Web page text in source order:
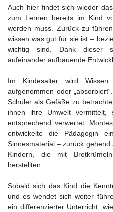
Auch hier findet sich wieder
zum Lernen bereits im Kind
werden muss. Zurück zu
wissen was gut für sie ist –
wichtig sind. Dank dieser
aufeinander aufbauende
Im Kindesalter wird
aufgenommen oder
Schüler als Gefäße zu
ihnen ihre Umwelt
entsprechend verwertet.
entwickelte die Pädagogin
Sinnesmaterial – zurück
Kindern, die mit
herstellten.
Sobald sich das Kind die
und es wendet sich weiter
ein differenzierter Unterricht,